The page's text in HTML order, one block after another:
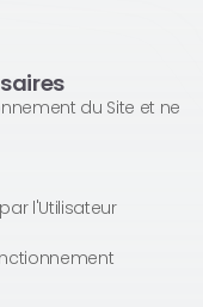
du Site et ne
l'Utilisateur